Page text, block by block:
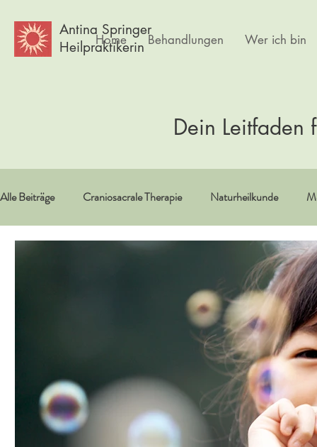
Antina Springer
Heilpraktikerin
Home Behandlungen Wer ich bin
Dein Leitfaden
Alle Beiträge Craniosacrale Therapie Naturheilkunde
Körpertherapie Kultur